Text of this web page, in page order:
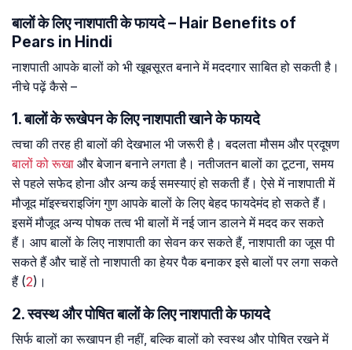
बालों के लिए नाशपाती के फायदे – Hair Benefits of
Pears in Hindi
नाशपाती आपके बालों को भी खूबसूरत बनाने में मददगार साबित हो सकती है।
नीचे पढ़ें कैसे –
1. बालों के रूखेपन के लिए नाशपाती खाने के फायदे
त्वचा की तरह ही बालों की देखभाल भी जरूरी है। बदलता मौसम और प्रदूषण
बालों को रूखा और बेजान बनाने लगता है। नतीजतन बालों का टूटना, समय
से पहले सफेद होना और अन्य कई समस्याएं हो सकती हैं। ऐसे में नाशपाती में
मौजूद मॉइस्चराइजिंग गुण आपके बालों के लिए बेहद फायदेमंद हो सकते हैं।
इसमें मौजूद अन्य पोषक तत्व भी बालों में नई जान डालने में मदद कर सकते
हैं। आप बालों के लिए नाशपाती का सेवन कर सकते हैं, नाशपाती का जूस पी
सकते हैं और चाहें तो नाशपाती का हेयर पैक बनाकर इसे बालों पर लगा सकते
हैं (2)।
2. स्वस्थ और पोषित बालों के लिए नाशपाती के फायदे
सिर्फ बालों का रूखापन ही नहीं, बल्कि बालों को स्वस्थ और पोषित रखने में